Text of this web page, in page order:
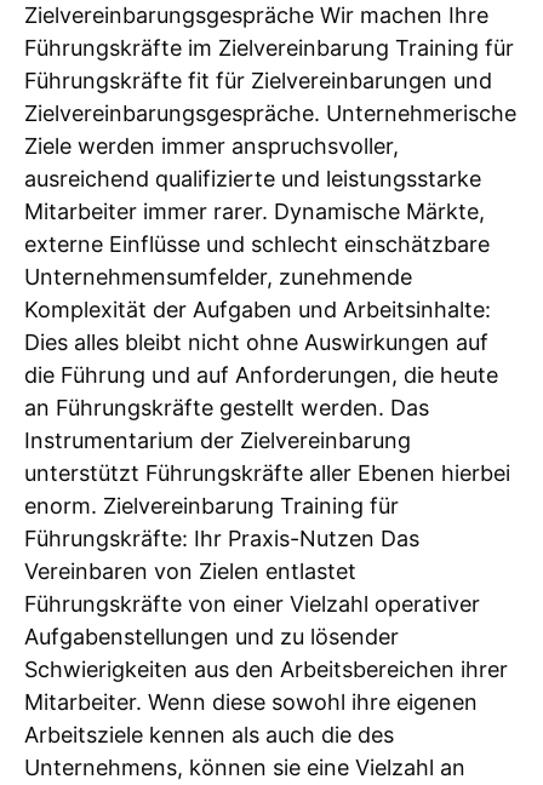
Zielvereinbarungsgespräche Wir machen Ihre
Führungskräfte im Zielvereinbarung Training für
Führungskräfte fit für Zielvereinbarungen und
Zielvereinbarungsgespräche. Unternehmerische
Ziele werden immer anspruchsvoller,
ausreichend qualifizierte und leistungsstarke
Mitarbeiter immer rarer. Dynamische Märkte,
externe Einflüsse und schlecht einschätzbare
Unternehmensumfelder, zunehmende
Komplexität der Aufgaben und Arbeitsinhalte:
Dies alles bleibt nicht ohne Auswirkungen auf
die Führung und auf Anforderungen, die heute
an Führungskräfte gestellt werden. Das
Instrumentarium der Zielvereinbarung
unterstützt Führungskräfte aller Ebenen hierbei
enorm. Zielvereinbarung Training für
Führungskräfte: Ihr Praxis-Nutzen Das
Vereinbaren von Zielen entlastet
Führungskräfte von einer Vielzahl operativer
Aufgabenstellungen und zu lösender
Schwierigkeiten aus den Arbeitsbereichen ihrer
Mitarbeiter. Wenn diese sowohl ihre eigenen
Arbeitsziele kennen als auch die des
Unternehmens, können sie eine Vielzahl an